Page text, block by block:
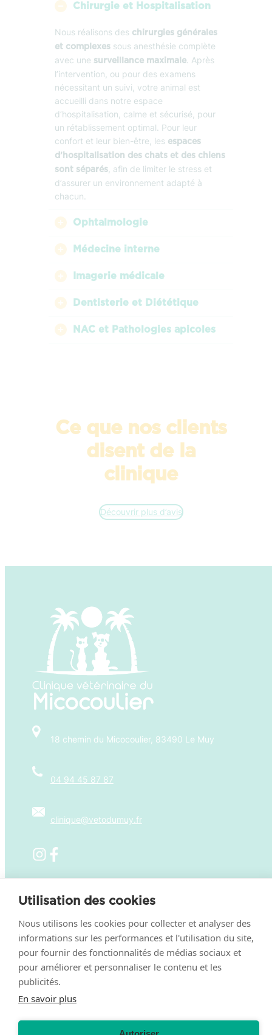
Utilisation des cookies
Nous utilisons les cookies pour collecter et analyser des
informations sur les performances et l'utilisation du site,
pour fournir des fonctionnalités de médias sociaux et
pour améliorer et personnaliser le contenu et les
publicités.
En savoir plus
Chirurgie et Hospitalisation
Nous réalisons des chirurgies générales
et complexes sous anesthésie complète
avec une surveillance maximale. Après
l’intervention, ou pour des examens
nécessitant un suivi, votre animal est
accueilli dans notre espace
d’hospitalisation, calme et sécurisé, pour
un rétablissement optimal. Pour leur
confort et leur bien-être, les espaces
d’hospitalisation des chats et des chiens
sont séparés, afin de limiter le stress et
d’assurer un environnement adapté à
chacun.
Ophtalmologie
Médecine interne
Imagerie médicale
Dentisterie et Diététique
NAC et Pathologies apicoles
Ce que nos clients
disent de la
clinique
Découvrir plus d’avis
18 chemin du Micocoulier, 83490 Le Muy
04 94 45 87 87
clinique@vetodumuy.fr
sont notre priorité, nous sommes ravis de vous
14h à 19h, et le samedi de 9h à 13h.
Mentions légales
Conditions générales de fonctionnement
VetPartners